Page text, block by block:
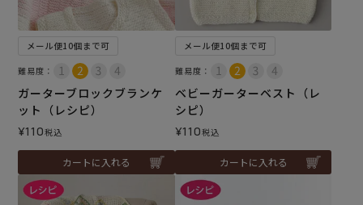
メール便10個まで可
難易度：
ガーターブロックブランケ
ット（レシピ）
¥110税込
カートに入れる
メール便10個まで可
難易度：
ベビーガーターベスト（レ
シピ）
¥110税込
カートに入れる